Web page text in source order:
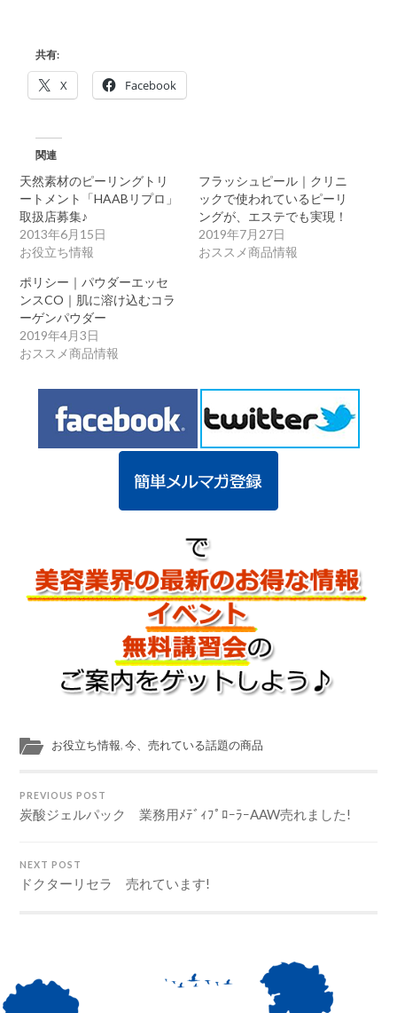
共有:
X Facebook
関連
天然素材のピーリングトリ
ートメント「HAABリプロ」
取扱店募集♪
2013年6月15日
お役立ち情報
フラッシュピール｜クリニ
ックで使われているピーリ
ングが、エステでも実現！
2019年7月27日
おススメ商品情報
ポリシー｜パウダーエッセ
ンスCO｜肌に溶け込むコラ
ーゲンパウダー
2019年4月3日
おススメ商品情報
お役立ち情報,今、売れている話題の商品
PREVIOUS POST
炭酸ジェルパック 業務用ﾒﾃﾞｨﾌﾟﾛｰﾗｰAAW売れました!
NEXT POST
ドクターリセラ 売れています!